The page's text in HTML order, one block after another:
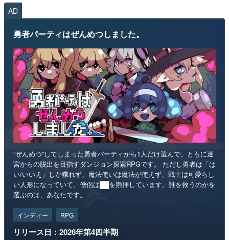
AD
勇者パーティはぜんめつしました。
“ぜんめつ”してしまった勇者パーティから1人だけ選んで、ともに迷
宮からの脱出を目指すダンジョン探索RPGです。 ただし勇者は「は
い/いいえ」しか喋れず、魔法使いは魔法が使えず、戦士は可愛らし
い人形になっていて、僧侶は██を崇拝しています。誰を救うのかを
選ぶのは、あなたです。
インディー RPG
リリース日：2026年第4四半期